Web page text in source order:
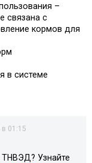
–
связана с
кормов для
в системе
01:15
ТНВЭД? Узнайте